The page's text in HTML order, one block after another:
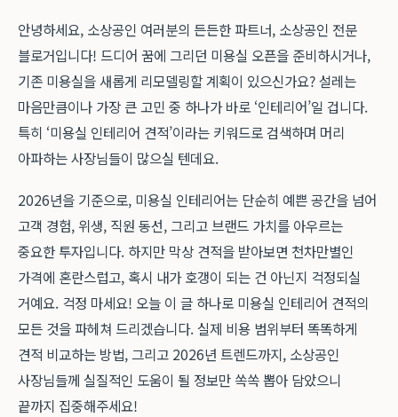
안녕하세요, 소상공인 여러분의 든든한 파트너, 소상공인 전문
블로거입니다! 드디어 꿈에 그리던 미용실 오픈을 준비하시거나,
기존 미용실을 새롭게 리모델링할 계획이 있으신가요? 설레는
마음만큼이나 가장 큰 고민 중 하나가 바로 ‘인테리어’일 겁니다.
특히 ‘미용실 인테리어 견적’이라는 키워드로 검색하며 머리
아파하는 사장님들이 많으실 텐데요.
2026년을 기준으로, 미용실 인테리어는 단순히 예쁜 공간을 넘어
고객 경험, 위생, 직원 동선, 그리고 브랜드 가치를 아우르는
중요한 투자입니다. 하지만 막상 견적을 받아보면 천차만별인
가격에 혼란스럽고, 혹시 내가 호갱이 되는 건 아닌지 걱정되실
거예요. 걱정 마세요! 오늘 이 글 하나로 미용실 인테리어 견적의
모든 것을 파헤쳐 드리겠습니다. 실제 비용 범위부터 똑똑하게
견적 비교하는 방법, 그리고 2026년 트렌드까지, 소상공인
사장님들께 실질적인 도움이 될 정보만 쏙쏙 뽑아 담았으니
끝까지 집중해주세요!